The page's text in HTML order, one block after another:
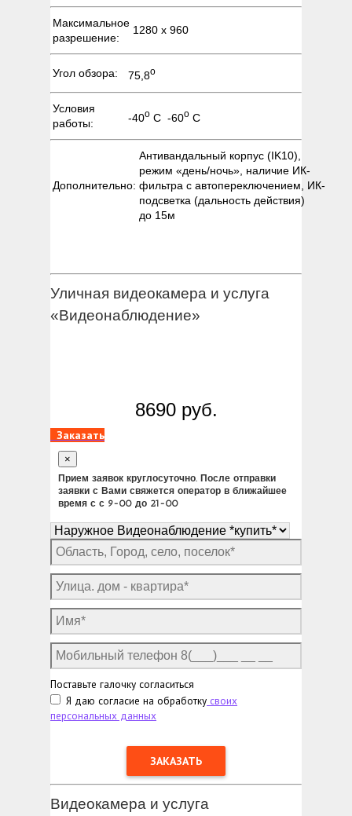
Максимальное
разрешение:
1280 х 960
Угол обзора: 75,8о
Условия
работы:
-40о С -60о С
Дополнительно:
Антивандальный корпус (IK10),
режим «день/ночь», наличие ИК-
фильтра с автопереключением, ИК-
подсветка (дальность действия)
до 15м
Уличная видеокамера и услуга
«Видеонаблюдение»
8690 руб.
Заказать
×
Прием заявок круглосуточно. После отправки
заявки с Вами свяжется оператор в ближайшее
время с с 9-00 до 21-00
Поставьте галочку согласиться
Я даю согласие на обработку своих
персональных данных
Видеокамера и услуга